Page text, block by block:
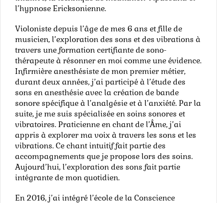
l’hypnose Ericksonienne.
Violoniste depuis l’âge de mes 6 ans et fille de
musicien, l’exploration des sons et des vibrations à
travers une formation certifiante de sono-
thérapeute à résonner en moi comme une évidence.
Infirmière anesthésiste de mon premier métier,
durant deux années, j’ai participé à l’étude des
sons en anesthésie avec la création de bande
sonore spécifique à l’analgésie et à l’anxiété. Par la
suite, je me suis spécialisée en soins sonores et
vibratoires. Praticienne en chant de l’Âme, j’ai
appris à explorer ma voix à travers les sons et les
vibrations. Ce chant intuitif fait partie des
accompagnements que je propose lors des soins.
Aujourd’hui, l’exploration des sons fait partie
intégrante de mon quotidien.
En 2016, j’ai intégré l’école de la Conscience